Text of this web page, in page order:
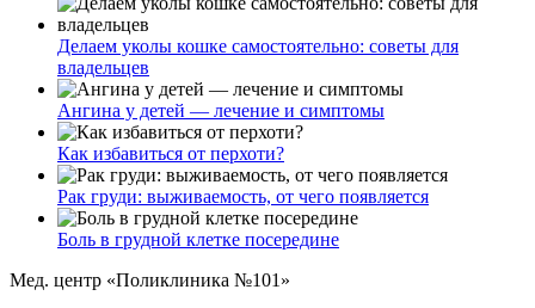
Делаем уколы кошке самостоятельно: советы для
владельцев
Ангина у детей — лечение и симптомы
Как избавиться от перхоти?
Рак груди: выживаемость, от чего появляется
Боль в грудной клетке посередине
Мед. центр «Поликлиника №101»